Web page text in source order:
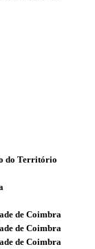
do Território
de Coimbra
de Coimbra
de Coimbra